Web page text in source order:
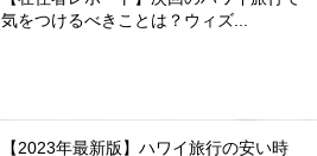
気をつけるべきことは？ウィズ...
【2023年最新版】ハワイ旅行の安い時